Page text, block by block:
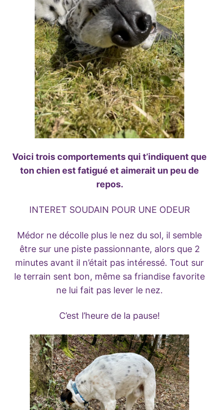
Voici trois comportements qui t’indiquent que
ton chien est fatigué et aimerait un peu de
repos.
INTERET SOUDAIN POUR UNE ODEUR
Médor ne décolle plus le nez du sol, il semble
être sur une piste passionnante, alors que 2
minutes avant il n’était pas intéressé. Tout sur
le terrain sent bon, même sa friandise favorite
ne lui fait pas lever le nez.
C’est l’heure de la pause!